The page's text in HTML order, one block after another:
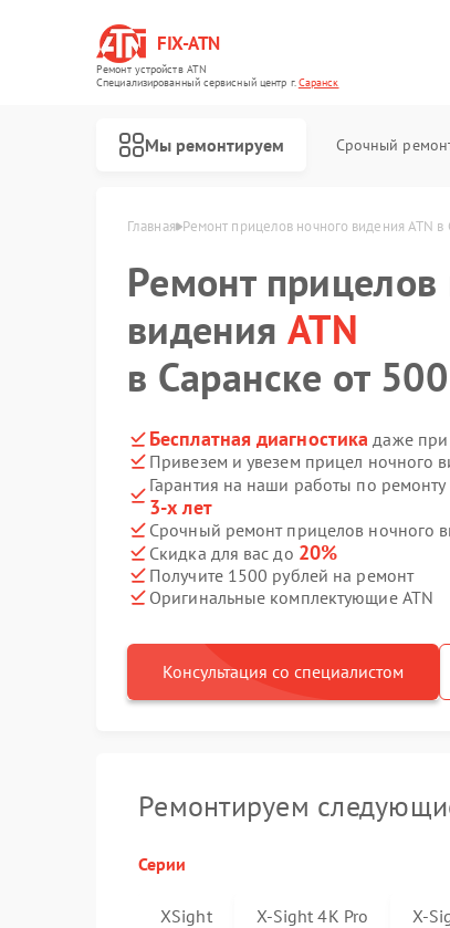
FIX-ATN
Ремонт устройств ATN
Специализированный cервисный центр г.Саранск
Мы ремонтируем Срочный
Главная Ремонт прицелов ночного видения ATN в
Ремонт прицелов
видения ATN
в Саранске от
Бесплатная диагностика даже при
Привезем и увезем прицел ночного
Гарантия на наши работы по
3-х лет
Срочный ремонт прицелов ночного
Скидка для вас до 20%
Получите 1500 рублей на ремонт
Оригинальные комплектующие ATN
Консультация со специалистом
Ремонтируем
Серии
XSight X-Sight 4K Pro X-